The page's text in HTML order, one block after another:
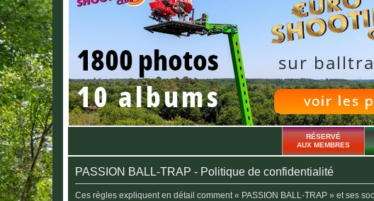
RÉSERVÉ
AUX MEMBRES
PASSION BALL-TRAP - Politique de confidentialité
Ces règles expliquent en détail comment « PASSION BALL-TRAP » et ses